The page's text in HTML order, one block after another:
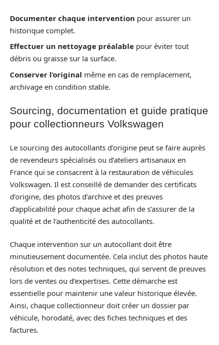
Documenter chaque intervention pour assurer un
historique complet.
Effectuer un nettoyage préalable pour éviter tout
débris ou graisse sur la surface.
Conserver l’original même en cas de remplacement,
archivage en condition stable.
Sourcing, documentation et guide pratique
pour collectionneurs Volkswagen
Le sourcing des autocollants d’origine peut se faire auprès
de revendeurs spécialisés ou d’ateliers artisanaux en
France qui se consacrent à la restauration de véhicules
Volkswagen. Il est conseillé de demander des certificats
d’origine, des photos d’archive et des preuves
d’applicabilité pour chaque achat afin de s’assurer de la
qualité et de l’authenticité des autocollants.
Chaque intervention sur un autocollant doit être
minutieusement documentée. Cela inclut des photos haute
résolution et des notes techniques, qui servent de preuves
lors de ventes ou d’expertises. Cette démarche est
essentielle pour maintenir une valeur historique élevée.
Ainsi, chaque collectionneur doit créer un dossier par
véhicule, horodaté, avec des fiches techniques et des
factures.